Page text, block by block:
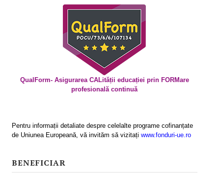
Beneficii
Activităţile proiectului
Rezultatele proiectului
INFO & PUB
QualForm- Asigurarea CALității educației prin FORMare
profesională continuă
Pentru informații detaliate despre celelalte programe cofinanțate
de Uniunea Europeană, vă invităm să vizitați www.fonduri-ue.ro
BENEFICIAR